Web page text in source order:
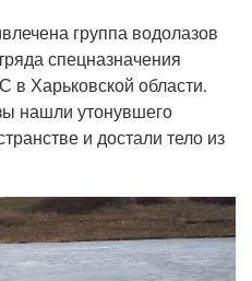
группа водолазов
спецназначения
в Харьковской области.
нашли утонувшего
и достали тело из